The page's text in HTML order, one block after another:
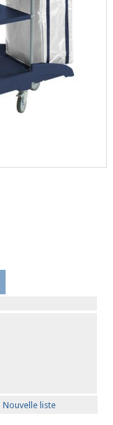
Nouvelle liste